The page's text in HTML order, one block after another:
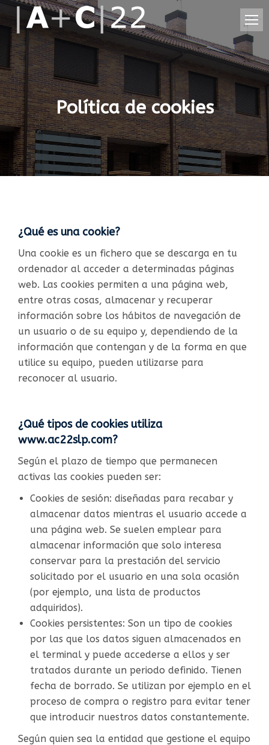
Política de cookies
¿Qué es una cookie?
Una cookie es un fichero que se descarga en tu
ordenador al acceder a determinadas páginas
web. Las cookies permiten a una página web,
entre otras cosas, almacenar y recuperar
información sobre los hábitos de navegación de
un usuario o de su equipo y, dependiendo de la
información que contengan y de la forma en que
utilice su equipo, pueden utilizarse para
reconocer al usuario.
¿Qué tipos de cookies utiliza
www.ac22slp.com?
Según el plazo de tiempo que permanecen
activas las cookies pueden ser:
Cookies de sesión: diseñadas para recabar y
almacenar datos mientras el usuario accede a
una página web. Se suelen emplear para
almacenar información que solo interesa
conservar para la prestación del servicio
solicitado por el usuario en una sola ocasión
(por ejemplo, una lista de productos
adquiridos).
Cookies persistentes: Son un tipo de cookies
por las que los datos siguen almacenados en
el terminal y puede accederse a ellos y ser
tratados durante un periodo definido. Tienen
fecha de borrado. Se utilizan por ejemplo en el
proceso de compra o registro para evitar tener
que introducir nuestros datos constantemente.
Según quien sea la entidad que gestione el equipo